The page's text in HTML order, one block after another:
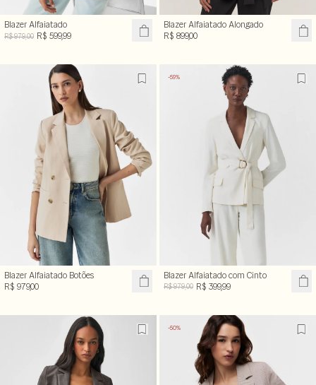
Blazer Alfaiatado
R$ 979,00 R$ 599,99
Blazer Alfaiatado Alongado
R$ 899,00
Blazer Alfaiatado Botões
R$ 979,00
-59%
Blazer Alfaiatado com Cinto
R$ 979,00 R$ 399,99
-50%